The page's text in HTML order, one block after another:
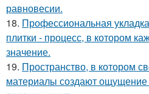
равновесии.
18. Профессиональная
плитки - процесс, в котором
значение.
19. Пространство, в котором
материалы создают ощущение